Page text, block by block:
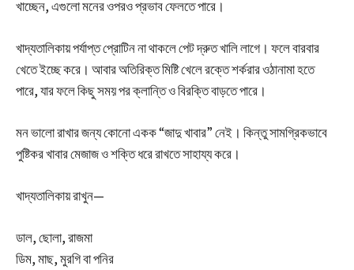
খাচ্ছেন, এগুলো মনের ওপরও প্রভাব ফেলতে পারে।
খাদ্যতালিকায় পর্যাপ্ত প্রোটিন না থাকলে পেট দ্রুত খালি লাগে। ফলে বারবার
খেতে ইচ্ছে করে। আবার অতিরিক্ত মিষ্টি খেলে রক্তে শর্করার ওঠানামা হতে
পারে, যার ফলে কিছু সময় পর ক্লান্তি ও বিরক্তি বাড়তে পারে।
মন ভালো রাখার জন্য কোনো একক “জাদু খাবার” নেই। কিন্তু সামগ্রিকভাবে
পুষ্টিকর খাবার মেজাজ ও শক্তি ধরে রাখতে সাহায্য করে।
খাদ্যতালিকায় রাখুন—
ডাল, ছোলা, রাজমা
ডিম, মাছ, মুরগি বা পনির